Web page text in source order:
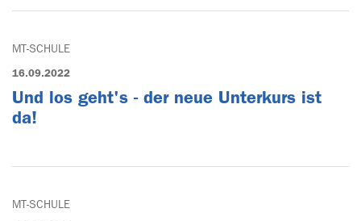
MT-SCHULE
16.09.2022
Und los geht's - der neue Unterkurs ist
da!
MT-SCHULE